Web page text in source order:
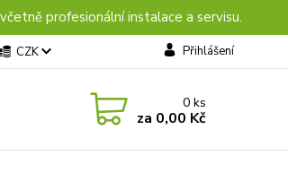
profesionální instalace a servisu.
CZK Přihlášení
0ks
za 0,00 Kč